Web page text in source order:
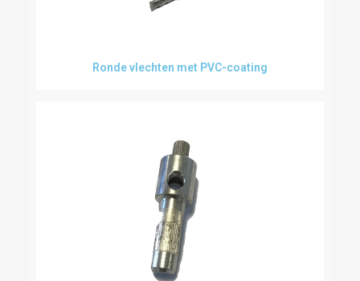
Ronde vlechten met PVC-coating